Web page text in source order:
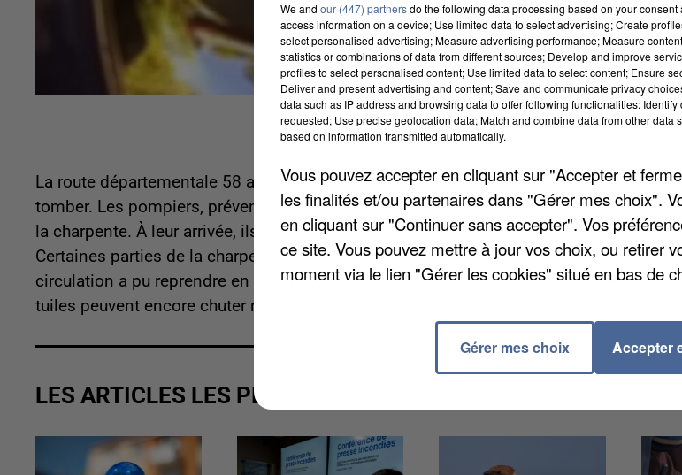
La route départementale 58 a été coupée pendant 3h à cause d'une toiture de grande
tomber. Les pompiers, prévenus par les propriétaires, sont intervenus dans l'après-
la charpente. À leur arrivée, ils ont instauré un périmètre de sécurité avec les
Certaines parties de la charpente étaient pourries, ils ont donc enlevé des tuiles pour
circulation a pu reprendre en début de soirée mais un périmètre reste instauré près de
tuiles peuvent encore chuter n'importe quand.
LES ARTICLES LES PLUS VUS
We and our (447) partnersdo the following data processing based on your
access information on a device; Use limited data to select advertising; Create
select personalised advertising; Measure advertising performance; Measure
statistics or combinations of data from different sources; Develop and improve
profiles to select personalised content; Use limited data to select content; Ensure
Deliver and present advertising and content; Save and communicate privacy
data such as IP address and browsing data to offer following functionalities:
requested; Use precise geolocation data; Match and combine data from other data
based on information transmitted automatically.
Vous pouvez accepter en cliquant sur "Accepter et
les finalités et/ou partenaires dans "Gérer mes choix".
en cliquant sur "Continuer sans accepter". Vos
ce site. Vous pouvez mettre à jour vos choix, ou retirer
moment via le lien "Gérer les cookies" situé en bas de
Gérer mes choix Accepter